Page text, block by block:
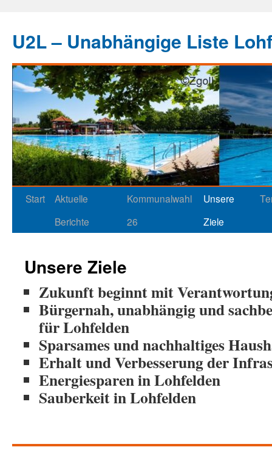
U2L – Unabhängige Liste
Start
Aktuelle
Berichte
Kommunalwahl
26
Unsere
Ziele
Unsere Ziele
Zukunft beginnt mit
Bürgernah, unabhängig und
für Lohfelden
Sparsames und nachhaltiges
Erhalt und Verbesserung der
Energiesparen in Lohfelden
Sauberkeit in Lohfelden